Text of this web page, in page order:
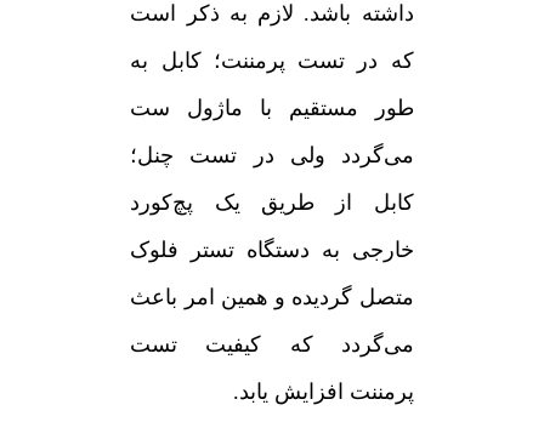
داشته باشد. لازم به ذکر است
که در تست پرمننت؛ کابل به
طور مستقیم با ماژول ست
می‌گردد ولی در تست چنل؛
کابل از طریق یک پچ‌کورد
خارجی به دستگاه تستر فلوک
متصل گردیده و همین امر باعث
می‌گردد که کیفیت تست
پرمننت افزایش یابد.